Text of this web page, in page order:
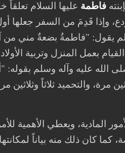
فاطمة عليها السلام
وإذا قَدِمَ من السفر جعلها
بعمل المنزل وتربية
الله عليه وآله وسلم
مرة، والتحميد ثلاثاً وثلاثين
المادية، ويعطي الأهمية
كان ذلك منه بياناً لمكانتها